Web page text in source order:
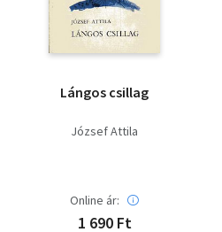
Lángos csillag
József Attila
Online ár:
1 690 Ft